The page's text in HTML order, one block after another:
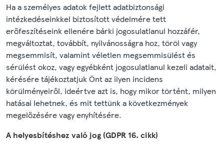
Ha a személyes adatok fejlett adatbiztonsági
intézkedéseinkkel biztosított védelmére tett
erőfeszítéseink ellenére bárki jogosulatlanul hozzáfér,
megváltoztat, továbbít, nyilvánosságra hoz, töröl vagy
megsemmisít, valamint véletlen megsemmisülést és
sérülést okoz, vagy egyébként jogosulatlanul kezeli adatait,
kérésére tájékoztatjuk Önt az ilyen incidens
körülményeiről, ideértve azt is, hogy mikor történt, milyen
hatásai lehetnek, és mit tettünk a következmények
megelőzésére vagy enyhítésére.
A helyesbítéshez való jog (GDPR 16. cikk)